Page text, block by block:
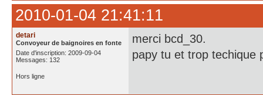
2010-01-04 21:41:11
detari
Convoyeur de baignoires en fonte
Date d'inscription: 2009-09-04
Messages: 132
merci bcd_30.
papy tu et trop techique
Hors ligne